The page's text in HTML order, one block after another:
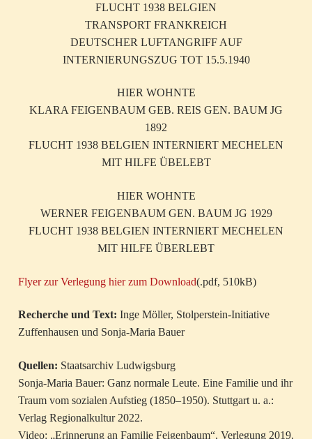
FLUCHT 1938 BELGIEN
TRANSPORT FRANKREICH
DEUTSCHER LUFTANGRIFF AUF
INTERNIERUNGSZUG TOT 15.5.1940
HIER WOHNTE
KLARA FEIGENBAUM GEB. REIS GEN. BAUM JG
1892
FLUCHT 1938 BELGIEN INTERNIERT MECHELEN
MIT HILFE ÜBELEBT
HIER WOHNTE
WERNER FEIGENBAUM GEN. BAUM JG 1929
FLUCHT 1938 BELGIEN INTERNIERT MECHELEN
MIT HILFE ÜBERLEBT
Flyer zur Verlegung hier zum Download(.pdf, 510kB)
Recherche und Text: Inge Möller, Stolperstein-Initiative
Zuffenhausen und Sonja-Maria Bauer
Quellen: Staatsarchiv Ludwigsburg
Sonja-Maria Bauer: Ganz normale Leute. Eine Familie und ihr
Traum vom sozialen Aufstieg (1850–1950). Stuttgart u. a.:
Verlag Regionalkultur 2022.
Video: „Erinnerung an Familie Feigenbaum“, Verlegung 2019.